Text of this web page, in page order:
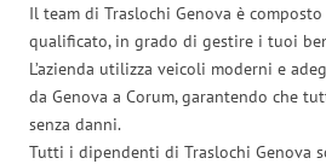
Il team di Traslochi Genova è
qualificato, in grado di gestire i tuoi
L’azienda utilizza veicoli moderni e
da Genova a Corum, garantendo che
senza danni.
Tutti i dipendenti di Traslochi Genova